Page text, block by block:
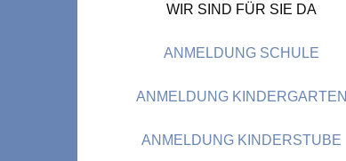
WIR SIND FÜR SIE DA
ANMELDUNG SCHULE
ANMELDUNG KINDERGARTEN
ANMELDUNG KINDERSTUBE